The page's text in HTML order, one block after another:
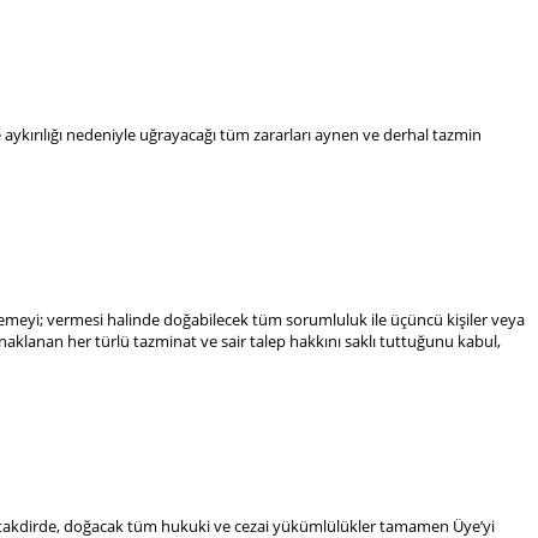
nedeniyle uğrayacağı tüm zararları aynen ve derhal tazmin
vermesi halinde doğabilecek tüm sorumluluk ile üçüncü kişiler veya
her türlü tazminat ve sair talep hakkını saklı tuttuğunu kabul,
doğacak tüm hukuki ve cezai yükümlülükler tamamen Üye’yi